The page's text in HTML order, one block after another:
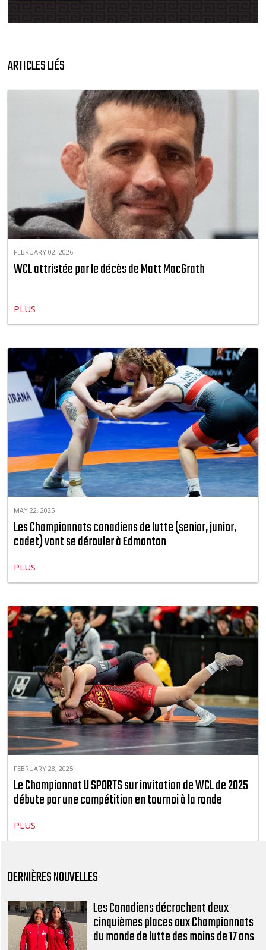
ARTICLES LIÉS
FEBRUARY 02, 2026
WCL attristée par le décès de Matt MacGrath
PLUS
MAY 22, 2025
Les Championnats canadiens de lutte (senior, junior,
cadet) vont se dérouler à Edmonton
PLUS
FEBRUARY 28, 2025
Le Championnat U SPORTS sur invitation de WCL de 2025
débute par une compétition en tournoi à la ronde
PLUS
DERNIÈRES NOUVELLES
Les Canadiens décrochent deux
cinquièmes places aux Championnats
du monde de lutte des moins de 17 ans